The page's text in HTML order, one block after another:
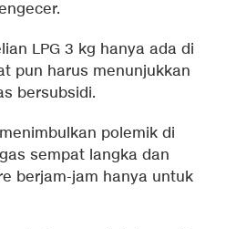
LPG 3 kg hanya ada di
pun harus menunjukkan
bersubsidi.
polemik di
sempat langka dan
berjam-jam hanya untuk